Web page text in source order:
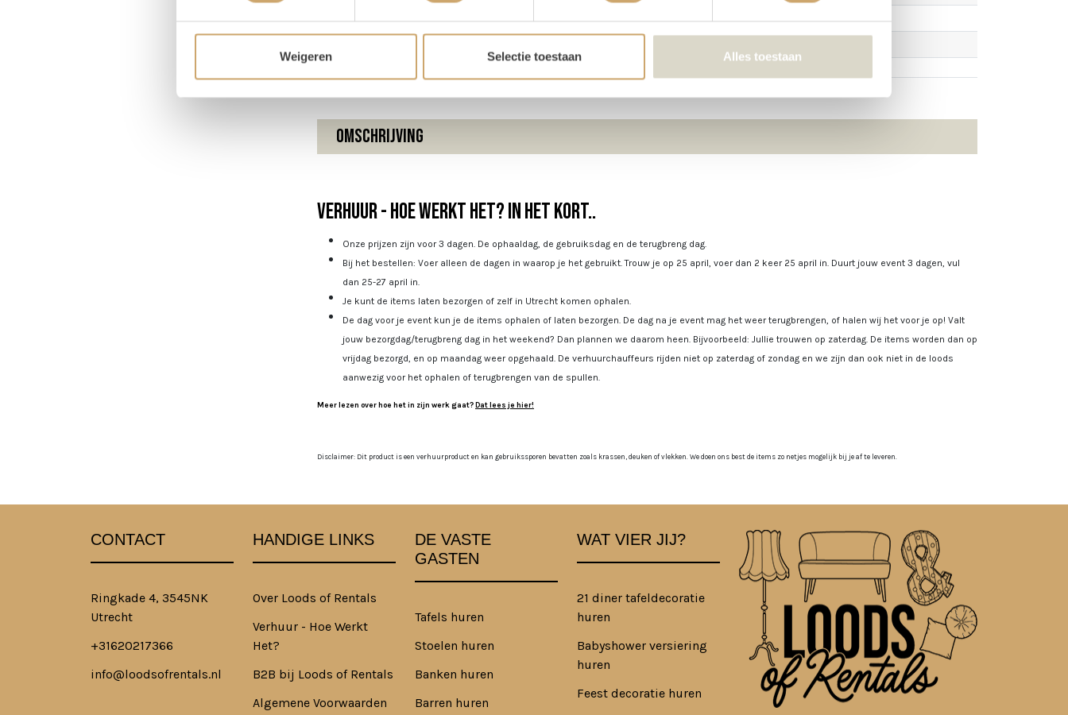
Weigeren Selectie toestaan Alles toestaan
Hoogte
30 cm
Omschrijving
Verhuur - Hoe werkt het? In het kort..
Onze prijzen zijn voor 3 dagen. De ophaaldag, de gebruiksdag en de terugbreng dag.
Bij het bestellen: Voer alleen de dagen in waarop je het gebruikt. Trouw je op 25 april, voer dan 2 keer 25 april in. Duurt jouw event 3 dagen, vul
dan 25-27 april in.
Je kunt de items laten bezorgen of zelf in Utrecht komen ophalen.
De dag voor je event kun je de items ophalen of laten bezorgen. De dag na je event mag het weer terugbrengen, of halen wij het voor je op! Valt
jouw bezorgdag/terugbreng dag in het weekend? Dan plannen we daarom heen. Bijvoorbeeld: Jullie trouwen op zaterdag. De items worden dan op
vrijdag bezorgd, en op maandag weer opgehaald. De verhuurchauffeurs rijden niet op zaterdag of zondag en we zijn dan ook niet in de loods
aanwezig voor het ophalen of terugbrengen van de spullen.
Meer lezen over hoe het in zijn werk gaat?Dat lees je hier!
Disclaimer: Dit product is een verhuurproduct en kan gebruikssporen bevatten zoals krassen, deuken of vlekken. We doen ons best de items zo netjes mogelijk bij je af te leveren.
CONTACT
Ringkade 4, 3545NK
Utrecht
+31620217366
info@loodsofrentals.nl
HANDIGE LINKS
Over Loods of Rentals
Verhuur - Hoe Werkt
Het?
B2B bij Loods of Rentals
Algemene Voorwaarden
DE VASTE
GASTEN
Tafels huren
Stoelen huren
Banken huren
Barren huren
WAT VIER JIJ?
21 diner tafeldecoratie
huren
Babyshower versiering
huren
Feest decoratie huren